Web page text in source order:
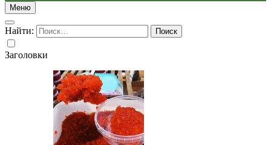
Меню
Найти:
Заголовки